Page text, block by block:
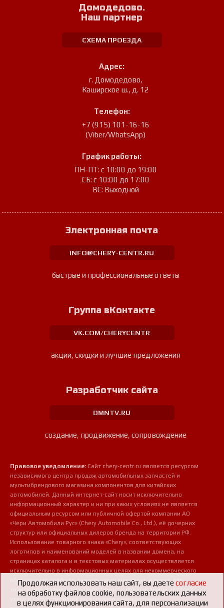
Домодедово.
Наш партнер
СХЕМА ПРОЕЗДА
Адрес:
г. Домодедово,
Каширское ш., д. 12
Телефон:
+7 (915) 101-16-16
(Viber/WhatsApp)
График работы:
ПН-ПТ: с 10:00 до 19:00
СБ: с 10:00 до 17:00
ВС: Выходной
Электронная почта
INFO@CHERY-CENTR.RU
быстрые и профессиональные ответы
Группа вКонтакте
VK.COM/CHERYCENTR
акции, скидки и лучшие предложения
Разработчик сайта
DMNTV.RU
создание, продвижение, сопровождение
Правовое уведомление: Сайт chery-centr.ru является ресурсом
независимого центра продаж автомобильных запчастей и
мультибрендового магазина компонентов для китайских
автомобилей. Данный интернет-сайт носит исключительно
информационный характер и ни при каких условиях не является
официальным ресурсом или публичной офертой компании АО
«Чери Автомобили Рус» (Chery Automobile Co., Ltd.), её дочерних
структур или официальных дилеров бренда на территории РФ.
Использование товарного знака «Chery», соответствующих
логотипов и наименований моделей в названии домена, на
страницах каталога и в текстовых материалах осуществляется
исключительно в информационных целях для некоммерческого
обозначения профиля деятельности магазина, а также для
точной идентификации совместимости предлагаемых деталей,
узлов и сопутствующих аксессуаров с конкретными
Продолжая использовать наш сайт, вы даетесогласие
на обработку файлов cookie, пользовательских данных
в целях функционирования сайта, для персонализации